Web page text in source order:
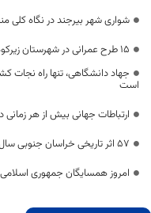
شواری شهر بیرجند در نگاه کلی
۱۵ طرح عمرانی در شهرستان زیرکوه افتتاح شد
جهاد دانشگاهی، تنها راه نجات
است
ارتباطات جهانی بیش از هر
۵۷ اثر تاریخی خراسان جنوبی سال ۹۹ مرمت شد
امروز همسایگان جمهوری